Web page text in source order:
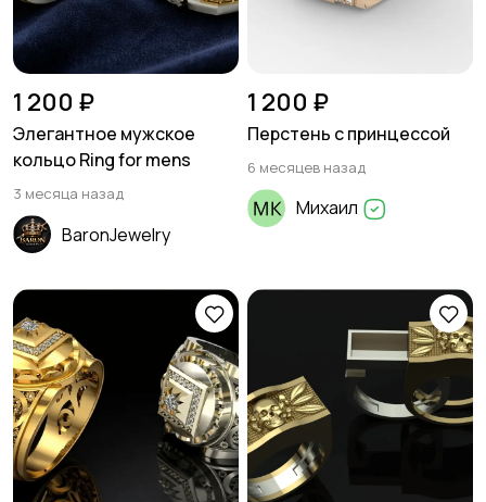
1 200 ₽
Элегантное мужское
кольцо Ring for mens
3 месяца назад
BaronJewelry
1 200 ₽
Перстень с принцессой
6 месяцев назад
Михаил